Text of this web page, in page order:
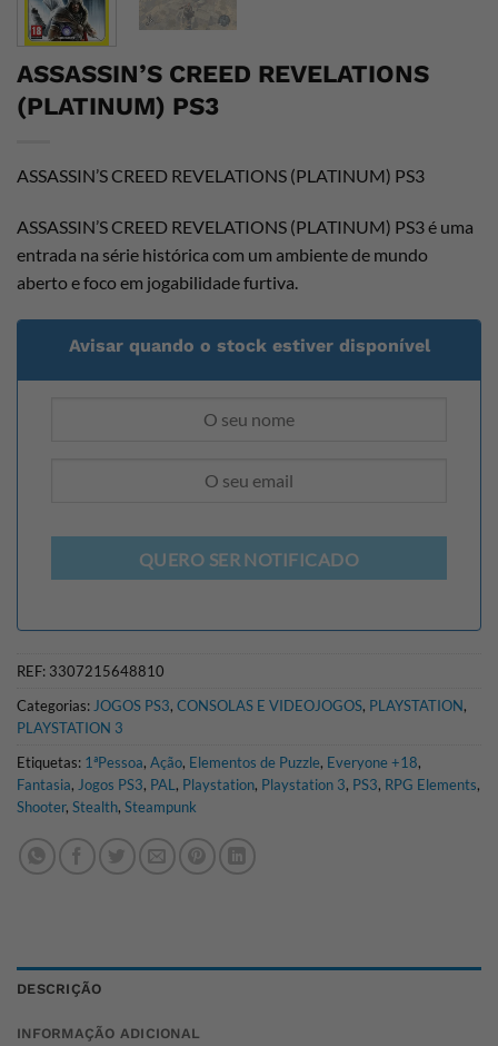
ASSASSIN’S CREED REVELATIONS
(PLATINUM) PS3
ASSASSIN’S CREED REVELATIONS (PLATINUM) PS3
ASSASSIN’S CREED REVELATIONS (PLATINUM) PS3 é uma
entrada na série histórica com um ambiente de mundo
aberto e foco em jogabilidade furtiva.
Avisar quando o stock estiver disponível
QUERO SER NOTIFICADO
REF: 3307215648810
Categorias: JOGOS PS3, CONSOLAS E VIDEOJOGOS, PLAYSTATION,
PLAYSTATION 3
Etiquetas: 1ªPessoa, Ação, Elementos de Puzzle, Everyone +18,
Fantasia, Jogos PS3, PAL , Playstation, Playstation 3, PS3, RPG Elements,
Shooter, Stealth, Steampunk
DESCRIÇÃO
INFORMAÇÃO ADICIONAL